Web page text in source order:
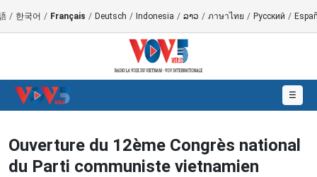
/ 한국어 / Français / Deutsch / Indonesia / ລາວ / ภาษาไทย / Русский /
☰
Ouverture du 12ème Congrès national
du Parti communiste vietnamien